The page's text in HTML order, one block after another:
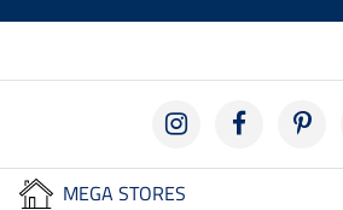
MEGA STORES